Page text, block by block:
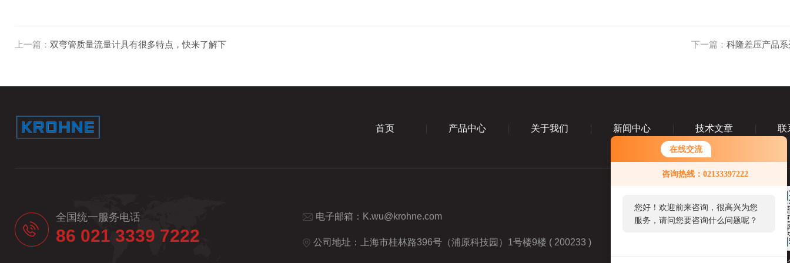
在线交流
咨询热线：02133397222
您好！欢迎前来咨询，很高兴为您
服务，请问您要咨询什么问题呢？
上一篇： 双弯管质量流量计具有很多特点，快来了解下 下一篇： 科隆差压产品
首页 产品中心 关于我们 新闻中心 技术文章 联
全国统一服务电话
86 021 3339 7222
电子邮箱： K.wu@krohne.com
公司地址：上海市桂林路396号（浦原科技园）1号楼9楼 ( 200233 )